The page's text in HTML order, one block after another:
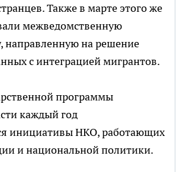
Также в марте этого же
межведомственную
направленную на решение
с интеграцией мигрантов.
программы
каждый год
инициативы НКО, работающих
и национальной политики.